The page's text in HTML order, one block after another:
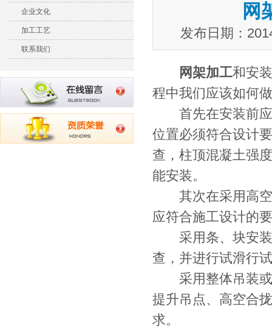
企业文化
加工工艺
联系我们
网
发布日期：
网架加工和安
程中我们应该如何
首先在安装前应
位置必须符合设计
查，柱顶混凝土强
能安装。
其次在采用高空
应符合施工设计的
采用条、块安装
查，并进行试滑
采用整体吊装或
提升吊点、高空合
求。